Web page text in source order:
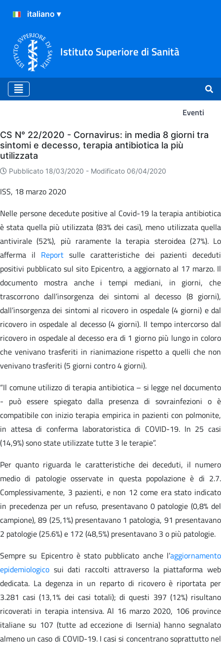
Istituto Superiore di Sanità
Eventi
Eventi
CS N° 22/2020 - Cornavirus: in media 8 giorni tra
sintomi e decesso, terapia antibiotica la più
utilizzata
Pubblicato 18/03/2020 - Modificato 06/04/2020
ISS, 18 marzo 2020
Nelle persone decedute positive al Covid-19 la terapia antibiotica
è stata quella più utilizzata (83% dei casi), meno utilizzata quella
antivirale (52%), più raramente la terapia steroidea (27%). Lo
afferma il Report sulle caratteristiche dei pazienti deceduti
positivi pubblicato sul sito Epicentro, a aggiornato al 17 marzo. Il
documento mostra anche i tempi mediani, in giorni, che
trascorrono dall’insorgenza dei sintomi al decesso (8 giorni),
dall’insorgenza dei sintomi al ricovero in ospedale (4 giorni) e dal
ricovero in ospedale al decesso (4 giorni). Il tempo intercorso dal
ricovero in ospedale al decesso era di 1 giorno più lungo in coloro
che venivano trasferiti in rianimazione rispetto a quelli che non
venivano trasferiti (5 giorni contro 4 giorni).
“Il comune utilizzo di terapia antibiotica – si legge nel documento
- può essere spiegato dalla presenza di sovrainfezioni o è
compatibile con inizio terapia empirica in pazienti con polmonite,
in attesa di conferma laboratoristica di COVID-19. In 25 casi
(14,9%) sono state utilizzate tutte 3 le terapie”.
Per quanto riguarda le caratteristiche dei deceduti, il numero
medio di patologie osservate in questa popolazione è di 2.7.
Complessivamente, 3 pazienti, e non 12 come era stato indicato
in precedenza per un refuso, presentavano 0 patologie (0,8% del
campione), 89 (25,1%) presentavano 1 patologia, 91 presentavano
2 patologie (25.6%) e 172 (48,5%) presentavano 3 o più patologie.
Sempre su Epicentro è stato pubblicato anche l’aggiornamento
epidemiologico sui dati raccolti attraverso la piattaforma web
dedicata. La degenza in un reparto di ricovero è riportata per
3.281 casi (13,1% dei casi totali); di questi 397 (12%) risultano
ricoverati in terapia intensiva. Al 16 marzo 2020, 106 province
italiane su 107 (tutte ad eccezione di Isernia) hanno segnalato
almeno un caso di COVID-19. I casi si concentrano soprattutto nel